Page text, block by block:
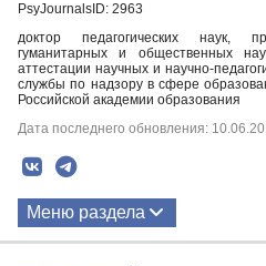
PsyJournalsID: 2963
доктор педагогических наук,
гуманитарных и общественных
аттестации научных и научно-
службы по надзору в сфере
Российской академии образования
Дата последнего обновления:
Меню раздела